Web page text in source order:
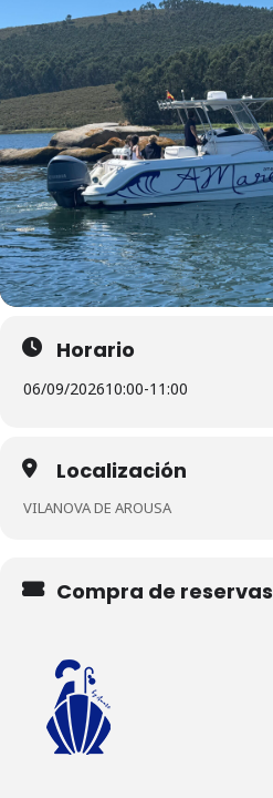
Horario
06/09/202610:00-11:00
Localización
VILANOVA DE AROUSA
Compra de reservas